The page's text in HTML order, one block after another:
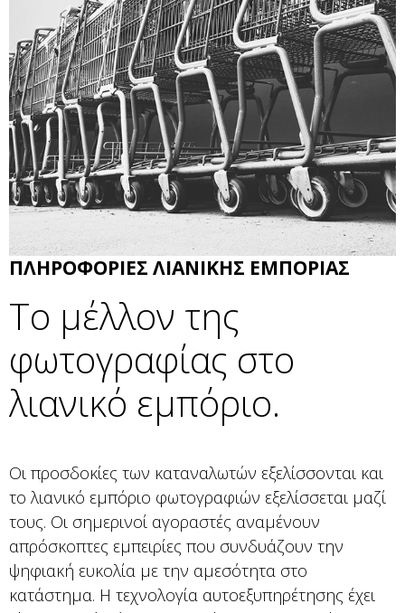
ΠΛΗΡΟΦΟΡΙΕΣ ΛΙΑΝΙΚΗΣ ΕΜΠΟΡΙΑΣ
Το μέλλον της
φωτογραφίας στο
λιανικό εμπόριο.
Οι προσδοκίες των καταναλωτών εξελίσσονται και
το λιανικό εμπόριο φωτογραφιών εξελίσσεται μαζί
τους. Οι σημερινοί αγοραστές αναμένουν
απρόσκοπτες εμπειρίες που συνδυάζουν την
ψηφιακή ευκολία με την αμεσότητα στο
κατάστημα. Η τεχνολογία αυτοεξυπηρέτησης έχει